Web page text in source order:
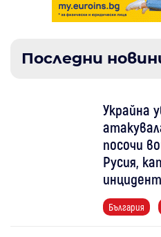
Последни
Украйна
посочи
Русия,
България